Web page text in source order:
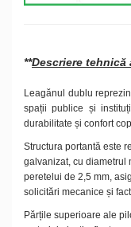
**Descriere tehnică
Leagănul dublu
spații publice și
durabilitate și confort
Structura portantă este
galvanizat, cu diametrul
peretelui de 2,5 mm,
solicitări mecanice și
Părțile superioare ale